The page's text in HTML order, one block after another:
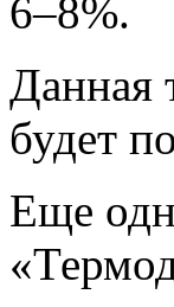
6–8%.
Данная
будет
Еще